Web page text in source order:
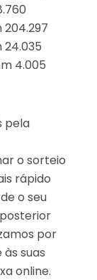
204.297
24.035
4.005
pela
o sorteio
rápido
o seu
por
suas
online.